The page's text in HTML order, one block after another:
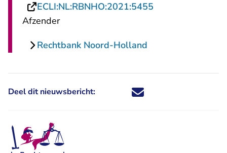
ECLI:NL:RBNHO:2021:5455
Afzender
Rechtbank Noord-Holland
Deel dit nieuwsbericht: Deel dit nieuwsbericht via X -
Deel dit nieuwsbericht via
Deel dit nieuwsbericht
Deel dit